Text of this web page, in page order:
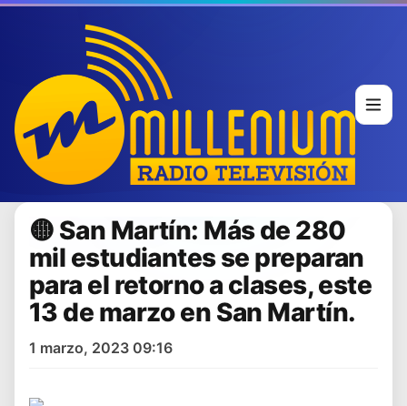
🟡 San Martín: Más de 280
mil estudiantes se preparan
para el retorno a clases, este
13 de marzo en San Martín.
1 marzo, 2023 09:16